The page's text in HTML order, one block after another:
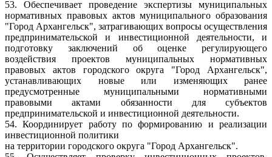
53. Обеспечивает проведение экспертизы муниципальных
нормативных правовых актов муниципального образования
"Город Архангельск", затрагивающих вопросы осуществления
предпринимательской и инвестиционной деятельности, и
подготовку заключений об оценке регулирующего
воздействия проектов муниципальных нормативных
правовых актов городского округа "Город Архангельск",
устанавливающих новые или изменяющих ранее
предусмотренные муниципальными нормативными
правовыми актами обязанности для субъектов
предпринимательской и инвестиционной деятельности.
54. Координирует работу по формированию и реализации
инвестиционной политики
на территории городского округа "Город Архангельск".